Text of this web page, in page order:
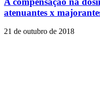
atenuantes x
21 de outubro de 2018